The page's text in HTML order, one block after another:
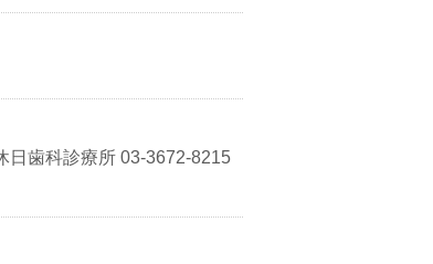
歯科診療所 03-3672-8215